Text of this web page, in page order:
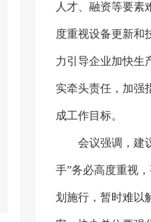
人才、融资等要素
度重视设备更新和
力引导企业加快生
实牵头责任，加强
成工作目标。
会议强调，建
手”务必高度重视
划施行，暂时难以